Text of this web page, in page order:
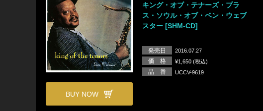
BUY NOW
キング・オブ・テナーズ・プラ
ス・ソウル・オブ・ベン・ウェブ
スター [SHM-CD]
発売日 2016.07.27
価 格 ¥1,650 (税込)
品 番 UCCV-9619